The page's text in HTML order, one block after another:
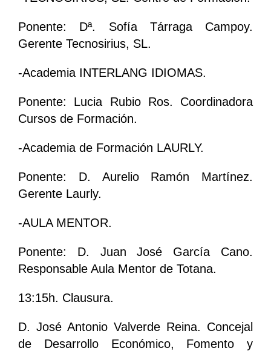
Ponente: Dª. Sofía Tárraga Campoy.
Gerente Tecnosirius, SL.
-Academia INTERLANG IDIOMAS.
Ponente: Lucia Rubio Ros. Coordinadora
Cursos de Formación.
-Academia de Formación LAURLY.
Ponente: D. Aurelio Ramón Martínez.
Gerente Laurly.
-AULA MENTOR.
Ponente: D. Juan José García Cano.
Responsable Aula Mentor de Totana.
13:15h. Clausura.
D. José Antonio Valverde Reina. Concejal
de Desarrollo Económico, Fomento y